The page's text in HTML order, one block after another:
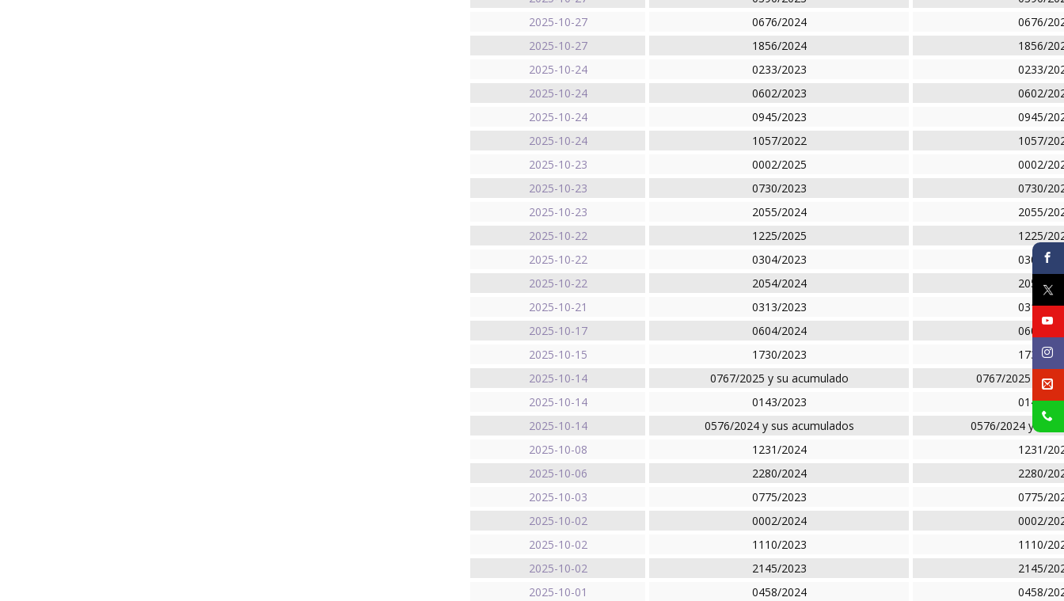
2025-10-27
0676/2024
0676/
2025-10-27
1856/2024
1856/
2025-10-24
0233/2023
0233/
2025-10-24
0602/2023
0602/
2025-10-24
0945/2023
0945/
2025-10-24
1057/2022
1057/
2025-10-23
0002/2025
0002/
2025-10-23
0730/2023
0730/
2025-10-23
2055/2024
2055/
2025-10-22
1225/2025
1225/
2025-10-22
0304/2023
0304/
2025-10-22
2054/2024
2054/
2025-10-21
0313/2023
0313/
2025-10-17
0604/2024
0604/
2025-10-15
1730/2023
1730/
2025-10-14
0767/2025 y su acumulado
0767/2025 y su
2025-10-14
0143/2023
0143/
2025-10-14
0576/2024 y sus acumulados
0576/2024 y sus
2025-10-08
1231/2024
1231/
2025-10-06
2280/2024
2280/
2025-10-03
0775/2023
0775/
2025-10-02
0002/2024
0002/
2025-10-02
1110/2023
1110/
2025-10-02
2145/2023
2145/
2025-10-01
0458/2024
0458/